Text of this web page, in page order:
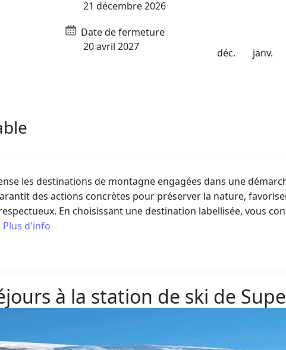
21 décembre 2026
Date de fermeture
20 avril 2027
déc. janv.
les destinations de montagne engagées dans une
des actions concrètes pour préserver la nature,
En choisissant une destination labellisée, vous
Plus d'info
à la station de ski de